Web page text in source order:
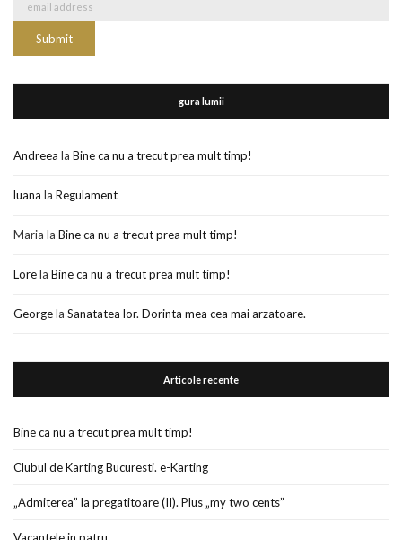
gura lumii
Andreea la Bine ca nu a trecut prea mult timp!
luana la Regulament
Maria la Bine ca nu a trecut prea mult timp!
Lorela Bine ca nu a trecut prea mult timp!
Georgela Sanatatea lor. Dorinta mea cea mai arzatoare.
Articole recente
Bine ca nu a trecut prea mult timp!
Clubul de Karting Bucuresti. e-Karting
„Admiterea” la pregatitoare (II). Plus „my two cents”